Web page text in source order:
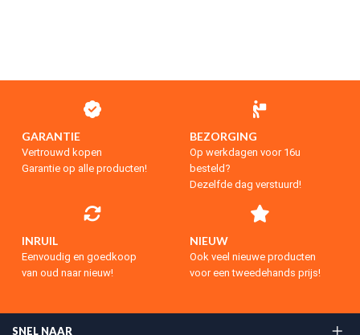
GARANTIE
Vertrouwd kopen
Garantie op alle producten!
BEZORGING
Op werkdagen voor 16u
besteld?
Dezelfde dag verstuurd!
INRUIL
Eenvoudig en goedkoop
van oud naar nieuw!
NIEUW
Ook veel nieuwe producten
voor een tweedehands prijs!
SNEL NAAR